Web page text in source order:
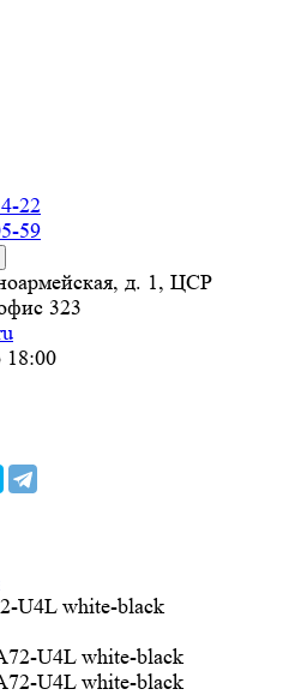
22
59
д. 1, ЦСР
323
U4L white-black